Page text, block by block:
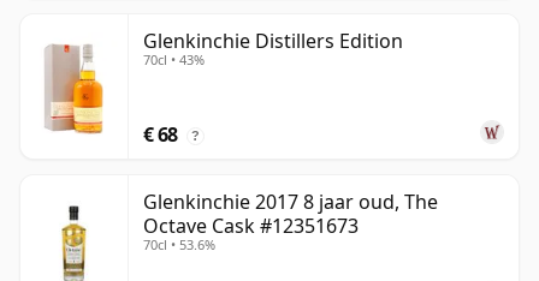
Glenkinchie Distillers Edition
70cl • 43%
€ 68 ?
Glenkinchie 2017 8 jaar oud, The
Octave Cask #12351673
70cl • 53.6%